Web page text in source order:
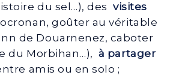
du sel…), des visites
goûter au véritable
de Douarnenez, caboter
du Morbihan…), à partager
amis ou en solo ;